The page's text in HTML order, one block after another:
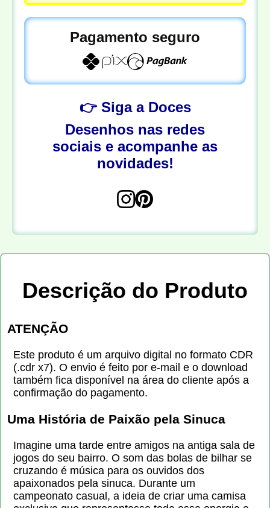
Pagamento seguro
👉 Siga a Doces
Desenhos nas redes
sociais e acompanhe as
novidades!
Descrição do Produto
ATENÇÃO
Este produto é um arquivo digital no formato CDR
(.cdr x7). O envio é feito por e-mail e o download
também fica disponível na área do cliente após a
confirmação do pagamento.
Uma História de Paixão pela Sinuca
Imagine uma tarde entre amigos na antiga sala de
jogos do seu bairro. O som das bolas de bilhar se
cruzando é música para os ouvidos dos
apaixonados pela sinuca. Durante um
campeonato casual, a ideia de criar uma camisa